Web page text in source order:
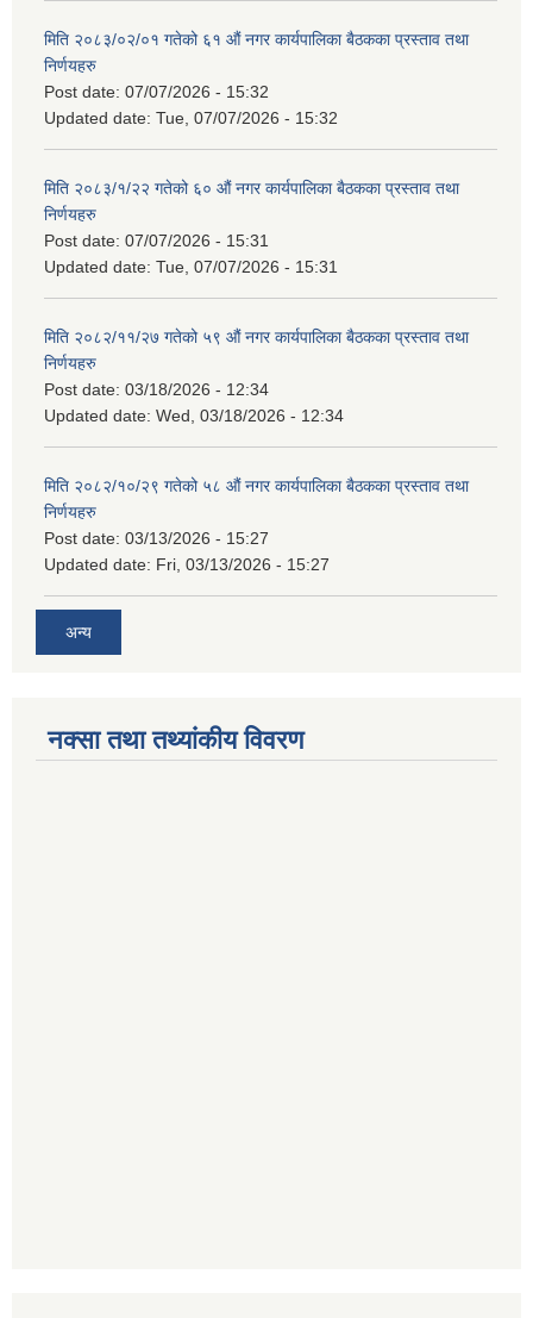
मिति २०८३/०२/०१ गतेको ६१ औं नगर कार्यपालिका बैठकका प्रस्ताव तथा
निर्णयहरु
Post date: 07/07/2026 - 15:32
Updated date: Tue, 07/07/2026 - 15:32
मिति २०८३/१/२२ गतेको ६० औं नगर कार्यपालिका बैठकका प्रस्ताव तथा
निर्णयहरु
Post date: 07/07/2026 - 15:31
Updated date: Tue, 07/07/2026 - 15:31
मिति २०८२/११/२७ गतेको ५९ औं नगर कार्यपालिका बैठकका प्रस्ताव तथा
निर्णयहरु
Post date: 03/18/2026 - 12:34
Updated date: Wed, 03/18/2026 - 12:34
मिति २०८२/१०/२९ गतेको ५८ औं नगर कार्यपालिका बैठकका प्रस्ताव तथा
निर्णयहरु
Post date: 03/13/2026 - 15:27
Updated date: Fri, 03/13/2026 - 15:27
अन्य
नक्सा तथा तथ्यांकीय विवरण